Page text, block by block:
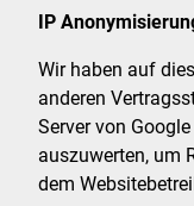
IP
Wir haben auf
anderen
Server von
auszuwerten, um
dem